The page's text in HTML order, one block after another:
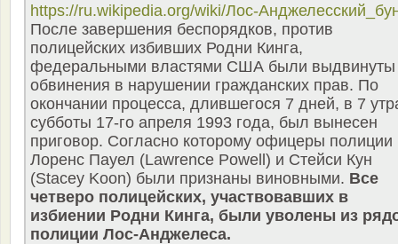
https://ru.wikipedia.org/wiki/Лос-
После завершения беспорядков, против
полицейских избивших Родни Кинга,
федеральными властями США были выдвинуты
обвинения в нарушении гражданских прав. По
окончании процесса, длившегося 7 дней, в 7
субботы 17-го апреля 1993 года, был вынесен
приговор. Согласно которому офицеры полиции
Лоренс Пауел (Lawrence Powell) и Стейси Кун
(Stacey Koon) были признаны виновными. Все
четверо полицейских, участвовавших в
избиении Родни Кинга, были уволены из
полиции Лос-Анджелеса.